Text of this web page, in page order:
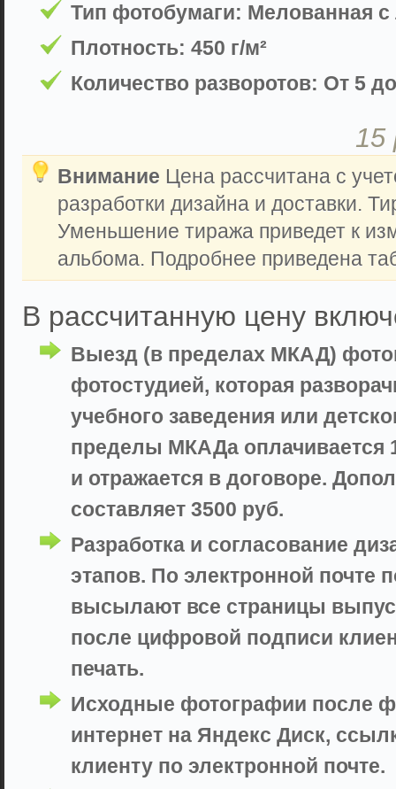
Тип фотобумаги: Мелованная
Плотность: 450 г/м²
Количество разворотов: От 5
15
Внимание Цена рассчитана с
разработки дизайна и доставки.
Уменьшение тиража приведет к
альбома. Подробнее приведена
В рассчитанную цену
Выезд (в пределах МКАД)
фотостудией, которая
учебного заведения или
пределы МКАДа оплачивается
и отражается в договоре.
составляет 3500 руб.
Разработка и согласование
этапов. По электронной почте
высылают все страницы
после цифровой подписи
печать.
Исходные фотографии после
интернет на Яндекс Диск,
клиенту по электронной почте.